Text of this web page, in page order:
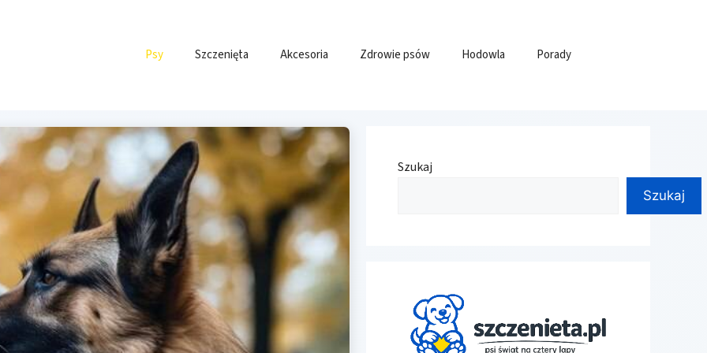
Psy Szczenięta Akcesoria Zdrowie psów Hodowla Porady
Szukaj
Szukaj